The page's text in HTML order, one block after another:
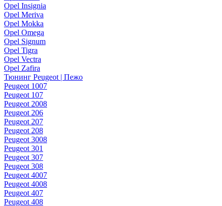
Opel Insignia
Opel Meriva
Opel Mokka
Opel Omega
Opel Signum
Opel Tigra
Opel Vectra
Opel Zafira
Тюнинг Peugeot | Пежо
Peugeot 1007
Peugeot 107
Peugeot 2008
Peugeot 206
Peugeot 207
Peugeot 208
Peugeot 3008
Peugeot 301
Peugeot 307
Peugeot 308
Peugeot 4007
Peugeot 4008
Peugeot 407
Peugeot 408